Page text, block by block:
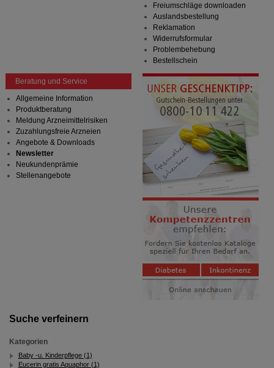
Suche verfeinern
Kategorien
Baby -u. Kinderpflege (1)
Eucerin gratis Aquaphor (1)
Freiumschläge downloaden
Auslandsbestellung
Reklamation
Widerrufsformular
Problembehebung
Bestellschein
Beratung und Service
Allgemeine Information
Produktberatung
Meldung Arzneimittelrisiken
Zuzahlungsfreie Arzneien
Angebote & Downloads
Newsletter
Neukundenprämie
Stellenangebote